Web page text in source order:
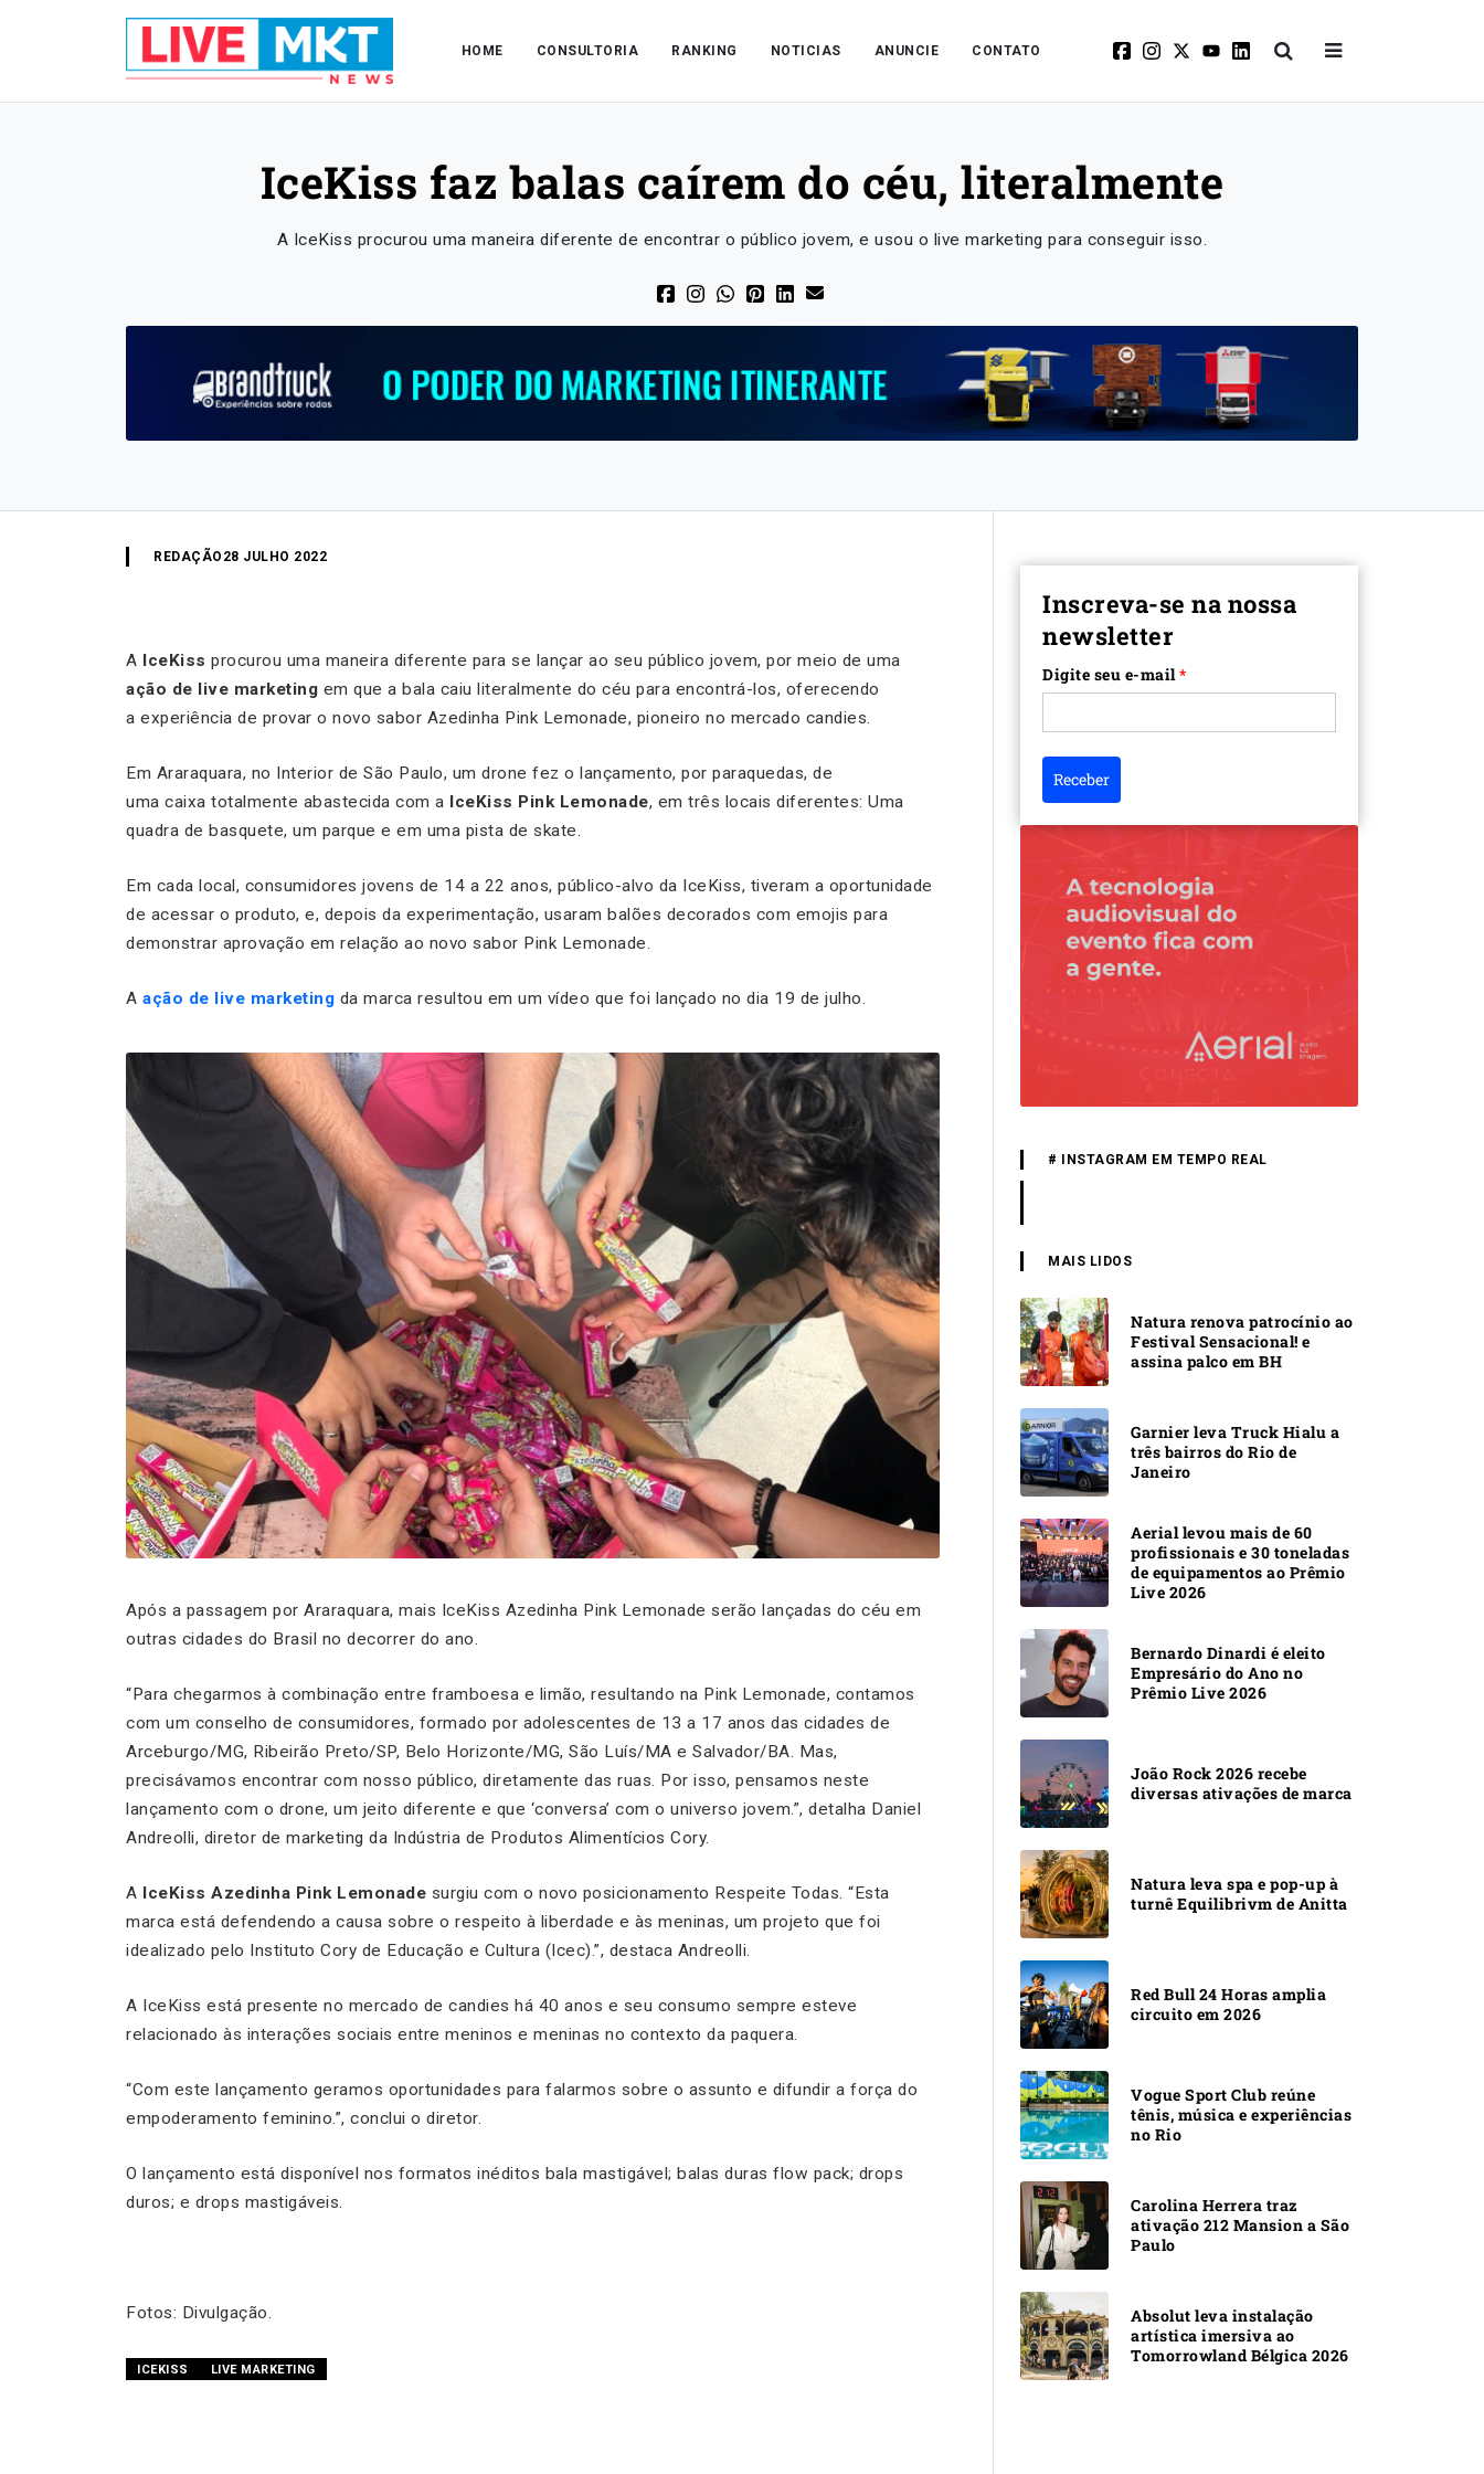
HOME CONSULTORIA RANKING NOTICIAS ANUNCIE CONTATO
IceKiss faz balas caírem do céu, literalmente
A IceKiss procurou uma maneira diferente de encontrar o público jovem, e usou o live marketing para conseguir isso.
REDAÇÃO 28 JULHO 2022
A IceKiss procurou uma maneira diferente para se lançar ao seu público jovem, por meio de uma
ação de live marketing em que a bala caiu literalmente do céu para encontrá-los, oferecendo
a experiência de provar o novo sabor Azedinha Pink Lemonade, pioneiro no mercado candies.
Em Araraquara, no Interior de São Paulo, um drone fez o lançamento, por paraquedas, de
uma caixa totalmente abastecida com a IceKiss Pink Lemonade, em três locais diferentes: Uma
quadra de basquete, um parque e em uma pista de skate.
Em cada local, consumidores jovens de 14 a 22 anos, público-alvo da IceKiss, tiveram a oportunidade
de acessar o produto, e, depois da experimentação, usaram balões decorados com emojis para
demonstrar aprovação em relação ao novo sabor Pink Lemonade.
A ação de live marketing da marca resultou em um vídeo que foi lançado no dia 19 de julho.
Após a passagem por Araraquara, mais IceKiss Azedinha Pink Lemonade serão lançadas do céu em
outras cidades do Brasil no decorrer do ano.
“Para chegarmos à combinação entre framboesa e limão, resultando na Pink Lemonade, contamos
com um conselho de consumidores, formado por adolescentes de 13 a 17 anos das cidades de
Arceburgo/MG, Ribeirão Preto/SP, Belo Horizonte/MG, São Luís/MA e Salvador/BA. Mas,
precisávamos encontrar com nosso público, diretamente das ruas. Por isso, pensamos neste
lançamento com o drone, um jeito diferente e que ‘conversa’ com o universo jovem.”, detalha Daniel
Andreolli, diretor de marketing da Indústria de Produtos Alimentícios Cory.
A IceKiss Azedinha Pink Lemonade surgiu com o novo posicionamento Respeite Todas. “Esta
marca está defendendo a causa sobre o respeito à liberdade e às meninas, um projeto que foi
idealizado pelo Instituto Cory de Educação e Cultura (Icec).”, destaca Andreolli.
A IceKiss está presente no mercado de candies há 40 anos e seu consumo sempre esteve
relacionado às interações sociais entre meninos e meninas no contexto da paquera.
“Com este lançamento geramos oportunidades para falarmos sobre o assunto e difundir a força do
empoderamento feminino.”, conclui o diretor.
O lançamento está disponível nos formatos inéditos bala mastigável; balas duras flow pack; drops
duros; e drops mastigáveis.
Fotos: Divulgação.
ICEKISS LIVE MARKETING
Inscreva-se na nossa
newsletter
Digite seu e-mail*
Receber
# INSTAGRAM EM TEMPO REAL
MAIS LIDOS
Natura renova patrocínio ao
Festival Sensacional! e
assina palco em BH
Garnier leva Truck Hialu a
três bairros do Rio de
Janeiro
Aerial levou mais de 60
profissionais e 30 toneladas
de equipamentos ao Prêmio
Live 2026
Bernardo Dinardi é eleito
Empresário do Ano no
Prêmio Live 2026
João Rock 2026 recebe
diversas ativações de marca
Natura leva spa e pop-up à
turnê Equilibrivm de Anitta
Red Bull 24 Horas amplia
circuito em 2026
Vogue Sport Club reúne
tênis, música e experiências
no Rio
Carolina Herrera traz
ativação 212 Mansion a São
Paulo
Absolut leva instalação
artística imersiva ao
Tomorrowland Bélgica 2026